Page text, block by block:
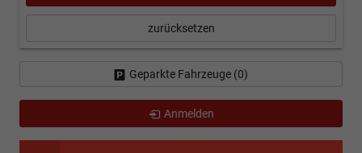
zurücksetzen
Geparkte Fahrzeuge (0)
Anmelden